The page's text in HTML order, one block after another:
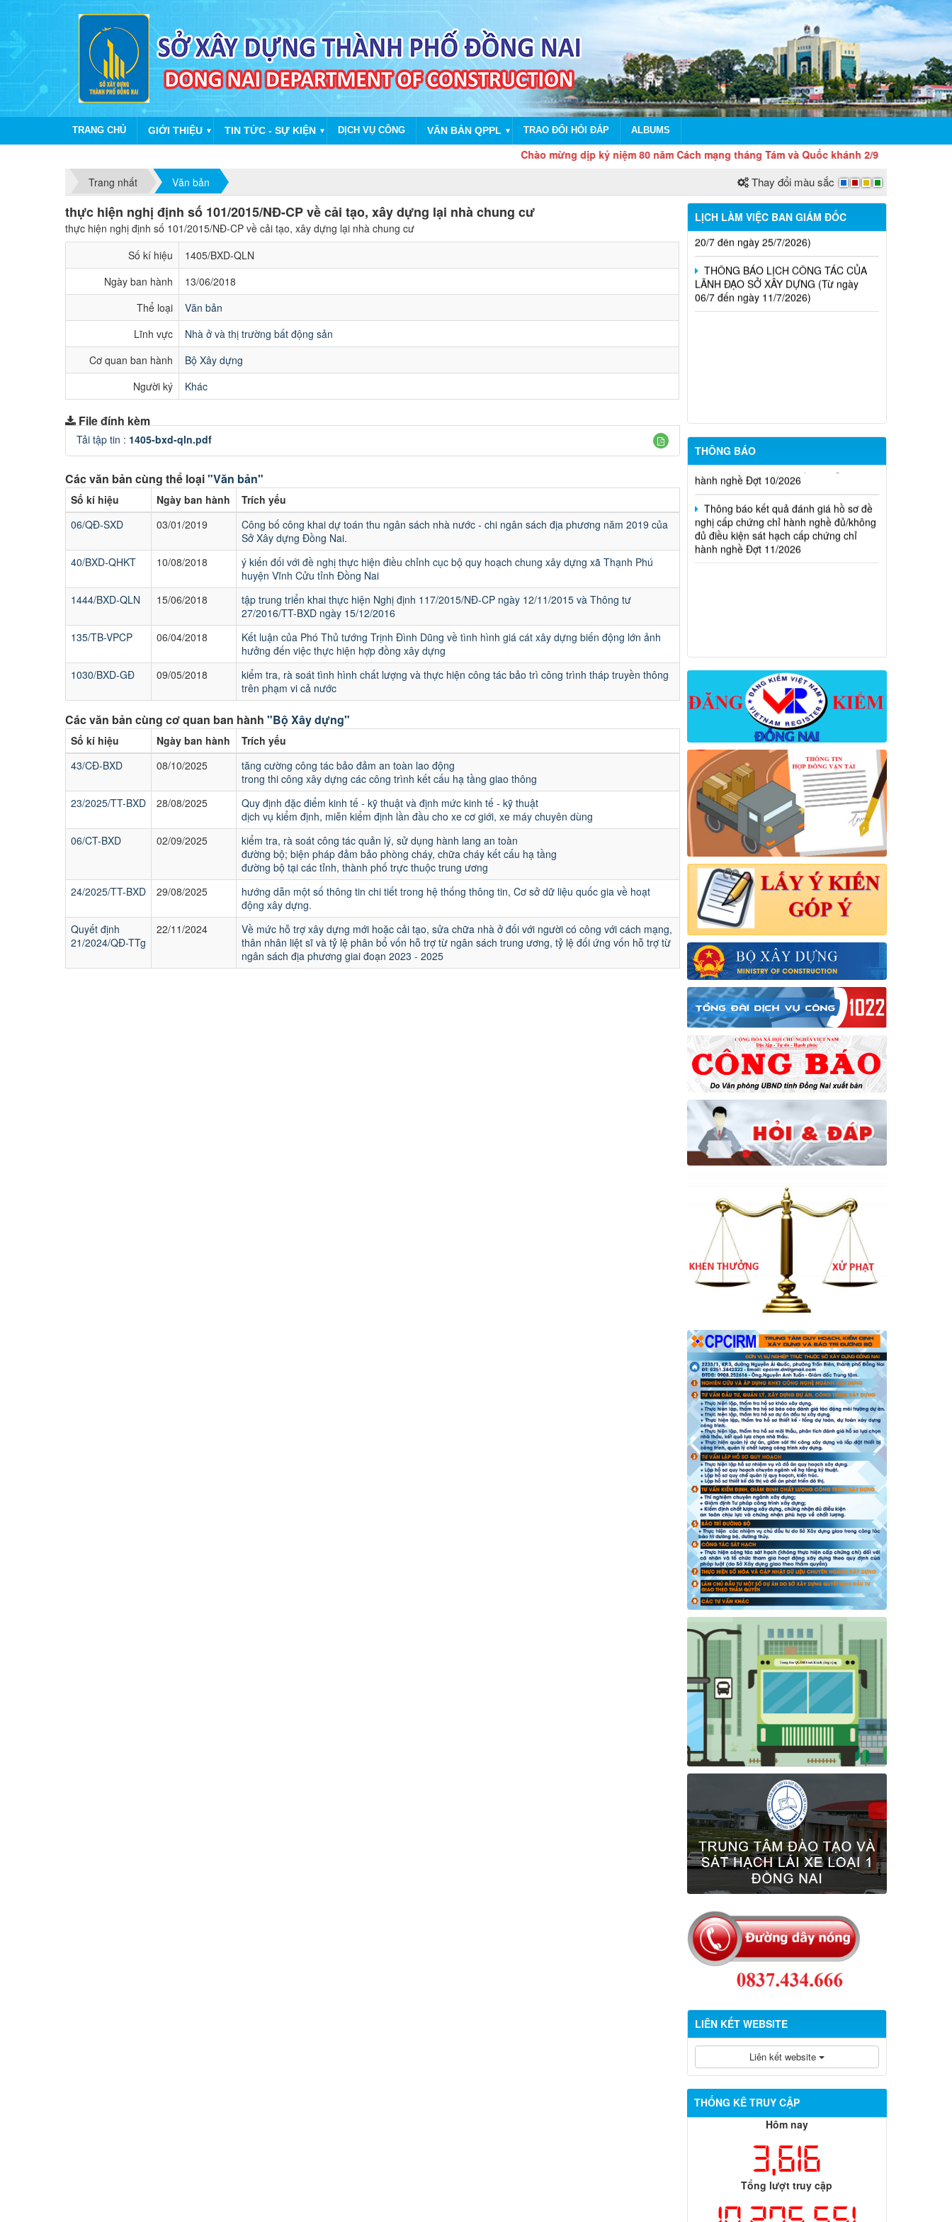
TRANG CHỦ GIỚI THIỆU ▼ TIN TỨC - SỰ KIỆN ▼ DỊCH VỤ CÔNG VĂN BẢN QPPL ▼ TRAO ĐỔI HỎI ĐÁP ALBUMS
Chào mừng dịp kỷ niệm 80 năm Cách mạng tháng Tám và Quốc khánh 2/9
Trang nhất
Văn bản Thay đổi màu sắc
thực hiện nghị định số 101/2015/NĐ-CP về cải tạo, xây dựng lại nhà chung cư
thực hiện nghị định số 101/2015/NĐ-CP về cải tạo, xây dựng lại nhà chung cư
Số kí hiệu
1405/BXD-QLN
Ngày ban hành
13/06/2018
Thể loại
Văn bản
Lĩnh vực
Nhà ở và thị trường bất động sản
Cơ quan ban hành
Bộ Xây dựng
Người ký
Khác
File đính kèm
Tải tập tin : 1405-bxd-qln.pdf
Các văn bản cùng thể loại"Văn bản"
Số kí hiệu Ngày ban hành
Trích yếu
06/QĐ-SXD
03/01/2019
Công bố công khai dự toán thu ngân sách nhà nước - chi ngân sách địa phương năm 2019 của
Sở Xây dựng Đồng Nai.
40/BXD-QHKT
10/08/2018
ý kiến đối với đề nghị thực hiện điều chỉnh cục bộ quy hoạch chung xây dựng xã Thạnh Phú
huyện Vĩnh Cửu tỉnh Đồng Nai
1444/BXD-QLN
15/06/2018
tập trung triển khai thực hiện Nghị định 117/2015/NĐ-CP ngày 12/11/2015 và Thông tư
27/2016/TT-BXD ngày 15/12/2016
135/TB-VPCP
06/04/2018
Kết luận của Phó Thủ tướng Trịnh Đình Dũng về tình hình giá cát xây dựng biến động lớn ảnh
hưởng đến việc thực hiện hợp đồng xây dựng
1030/BXD-GĐ
09/05/2018
kiểm tra, rà soát tình hình chất lượng và thực hiện công tác bảo trì công trình tháp truyền thông
trên phạm vi cả nước
Các văn bản cùng cơ quan ban hành "Bộ Xây dựng"
Số kí hiệu Ngày ban hành
Trích yếu
43/CĐ-BXD
08/10/2025
tăng cường công tác bảo đảm an toàn lao động
trong thi công xây dựng các công trình kết cấu hạ tầng giao thông
23/2025/TT-BXD
28/08/2025
Quy định đặc điểm kinh tế - kỹ thuật và định mức kinh tế - kỹ thuật
dịch vụ kiểm định, miễn kiểm định lần đầu cho xe cơ giới, xe máy chuyên dùng
06/CT-BXD
02/09/2025
kiểm tra, rà soát công tác quản lý, sử dụng hành lang an toàn
đường bộ; biện pháp đảm bảo phòng cháy, chữa cháy kết cấu hạ tầng
đường bộ tại các tỉnh, thành phố trực thuộc trung ương
24/2025/TT-BXD
29/08/2025
hướng dẫn một số thông tin chi tiết trong hệ thống thông tin, Cơ sở dữ liệu quốc gia về hoạt
động xây dựng.
Quyết định
21/2024/QĐ-TTg
22/11/2024
Về mức hỗ trợ xây dựng mới hoặc cải tạo, sửa chữa nhà ở đối với người có công với cách mạng,
thân nhân liệt sĩ và tỷ lệ phân bổ vốn hỗ trợ từ ngân sách trung ương, tỷ lệ đối ứng vốn hỗ trợ từ
ngân sách địa phương giai đoạn 2023 - 2025
LỊCH LÀM VIỆC BAN GIÁM ĐỐC
LỊCH CÔNG TÁC CỦA LÃNH ĐẠO SỞ
XÂY DỰNG (Từ ngày 03/8 đến ngày
08/8/2026)
THÔNG BÁO LỊCH CÔNG TÁC CỦA
LÃNH ĐẠO SỞ XÂY DỰNG (Từ ngày
27/7 đến ngày 31/7/2026)
THÔNG BÁO LỊCH CÔNG TÁC CỦA
LÃNH ĐẠO SỞ XÂY DỰNG (Từ ngày
20/7 đến ngày 25/7/2026)
THÔNG BÁO LỊCH CÔNG TÁC CỦA
LÃNH ĐẠO SỞ XÂY DỰNG (Từ ngày
06/7 đến ngày 11/7/2026)
THÔNG BÁO
Thông báo Kết quả đánh giá hồ sơ đủ
(hoặc không đủ) điều kiện cấp chứng chỉ
hành nghề hoạt động xây dựng (Đợt
Thông báo kết quả đánh giá hồ sơ đề
nghị cấp chứng chỉ hành nghề đủ/không
đủ điều kiện sát hạch cấp chứng chỉ
hành nghề Đợt 10/2026
Thông báo kết quả đánh giá hồ sơ đề
nghị cấp chứng chỉ hành nghề đủ/không
đủ điều kiện sát hạch cấp chứng chỉ
hành nghề Đợt 11/2026
LIÊN KẾT WEBSITE
Liên kết website
THỐNG KÊ TRUY CẬP
Hôm nay
3,616
Tổng lượt truy cập